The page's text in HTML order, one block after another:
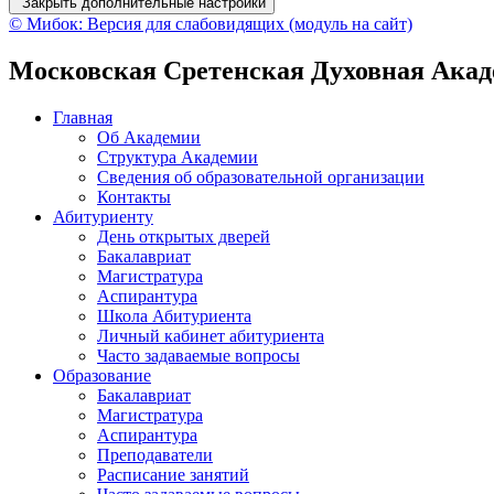
© Мибок: Версия для слабовидящих (модуль на сайт)
Московская Сретенская Духовная
Главная
Об Академии
Структура Академии
Сведения об образовательной организации
Контакты
Абитуриенту
День открытых дверей
Бакалавриат
Магистратура
Аспирантура
Школа Абитуриента
Личный кабинет абитуриента
Часто задаваемые вопросы
Образование
Бакалавриат
Магистратура
Аспирантура
Преподаватели
Расписание занятий